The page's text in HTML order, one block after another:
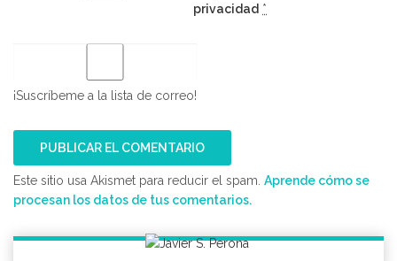
privacidad *
¡Suscríbeme a la lista de correo!
Este sitio usa Akismet para reducir el spam. Aprende cómo se
procesan los datos de tus comentarios.